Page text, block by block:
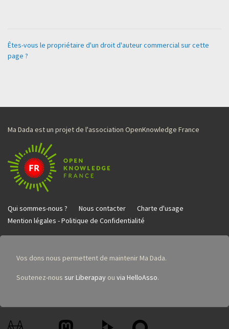
Êtes-vous le propriétaire d'un droit d'auteur commercial sur cette
page ?
Ma Dada est un projet de l'association OpenKnowledge France
Qui sommes-nous ? Nous contacter
Charte d'usage
Mention légales - Politique de Confidentialité
Vos dons nous permettent de maintenir Ma Dada.
Soutenez-nous sur Liberapay ou via HelloAsso.